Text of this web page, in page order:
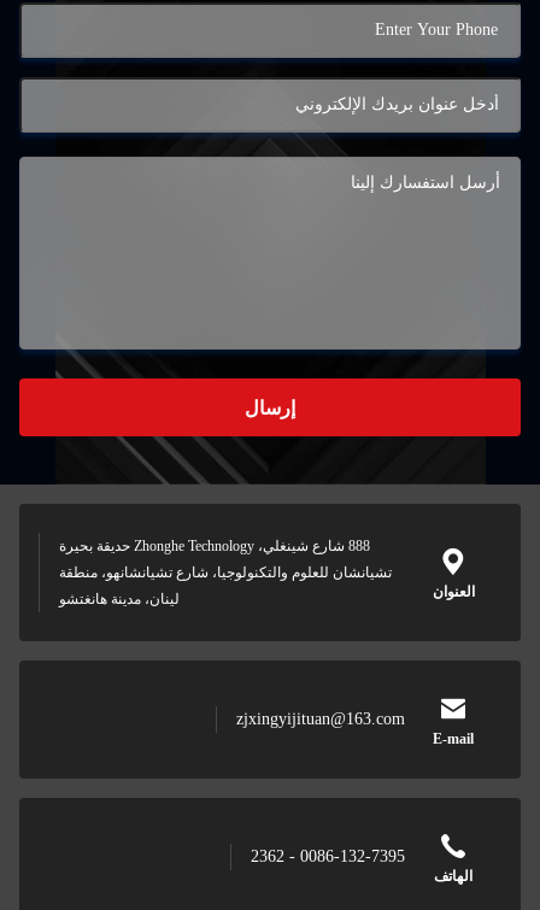
إرسال
العنوان
888 شارع شينغلي، Zhonghe Technology حديقة بحيرة
تشيانشان للعلوم والتكنولوجيا، شارع تشيانشانهو، منطقة
لينان، مدينة هانغتشو
E-mail
zjxingyijituan@163.com
الهاتف
0086-132-7395 - 2362